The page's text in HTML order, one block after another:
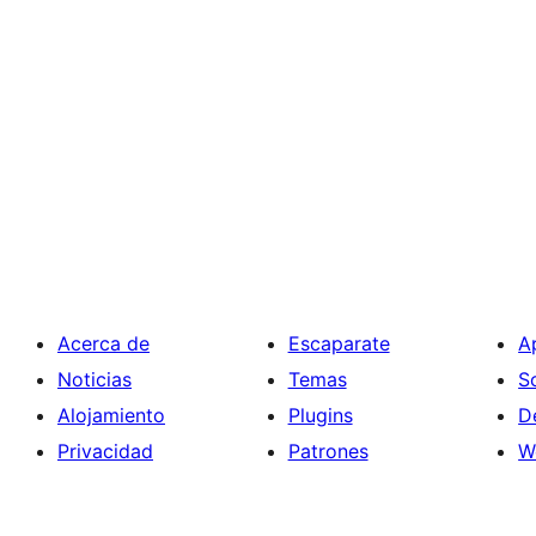
Acerca de
Noticias
Alojamiento
Privacidad
Escaparate
Temas
Plugins
Patrones